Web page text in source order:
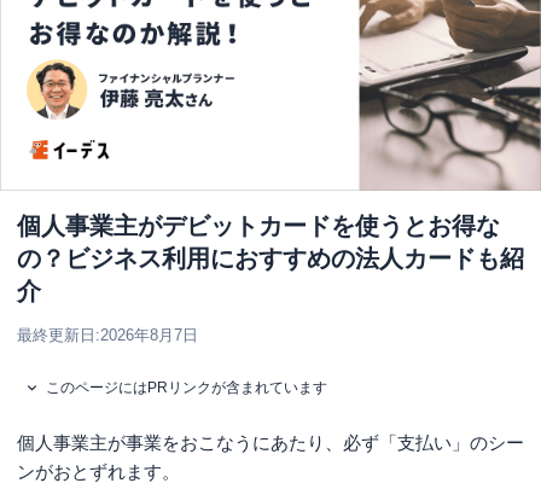
個人事業主がデビットカードを使うとお得な
の？ビジネス利用におすすめの法人カードも紹
介
最終更新日:2026年8月7日
このページにはPRリンクが含まれています
個人事業主が事業をおこなうにあたり、必ず「支払い」のシー
ンがおとずれます。